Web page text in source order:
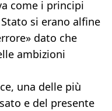
come i principi
si erano alfine
dato che
ambizioni
una delle più
e del presente